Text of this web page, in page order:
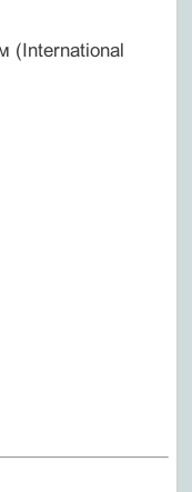
(International